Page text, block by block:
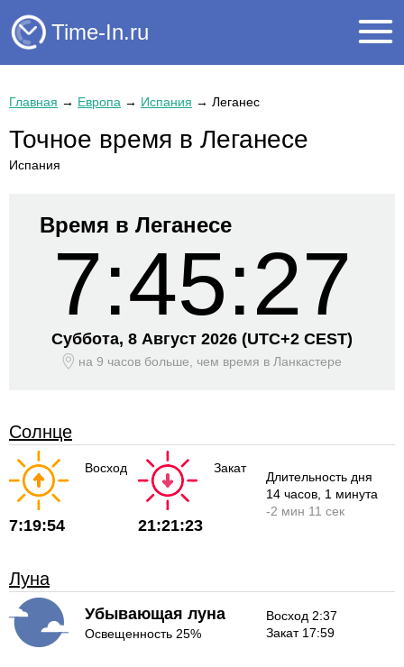
Time-In.ru
Главная → Европа → Испания → Леганес
Точное время в Леганесе
Испания
Время в Леганесе
7:45:27
Суббота, 8 Август 2026 (UTC+2 CEST)
на 9 часов больше, чем время в Ланкастере
Солнце
Восход
7:19:54
Закат
21:21:23
Длительность дня
14 часов , 1 минута
-2 мин 11 сек
Луна
Убывающая луна
Освещенность 25%
Восход 2:37
Закат 17:59